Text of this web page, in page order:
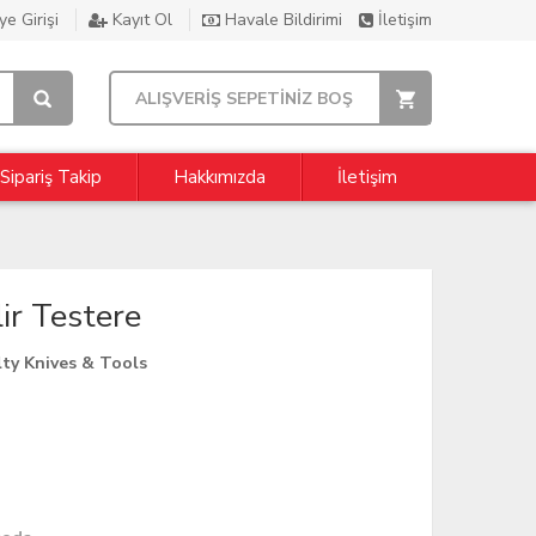
Girişi Kayıt Ol Havale Bildirimi İletişim
ALIŞVERİŞ SEPETİNİZ BOŞ
Sipariş Takip Hakkımızda İletişim
Testere
Knives & Tools